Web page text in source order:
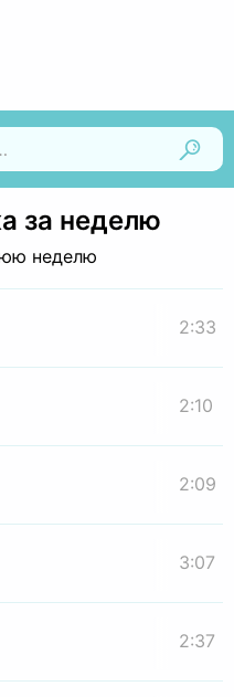
за неделю
неделю
2:33
2:10
2:09
3:07
2:37